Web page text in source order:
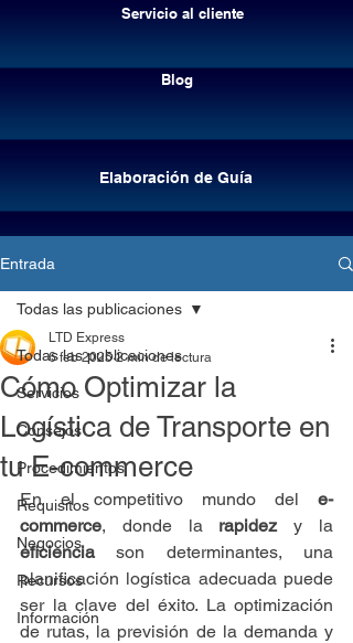
Servicio al cliente
Blog
Elaboración de Guía
Elaboración de guía
Entrada
Todas las publicaciones
Servicios
Consejos
Procedimientos
Requisitos
Negocios
Recursos
Información
Todas las publicaciones
Cómo Optimizar la
Logística de Transporte en
tu E-commerce
LTD Express
6 feb 2025 2 min de lectura
En el competitivo mundo del e-
commerce, donde la rapidez
eficiencia son determinantes, una
planificación logística adecuada puede
ser la clave del éxito. La optimización
de rutas, la previsión de la demanda y